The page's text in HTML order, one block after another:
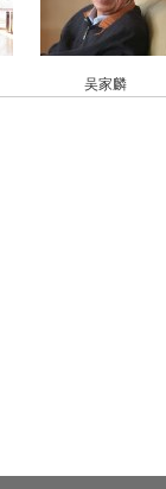
吴家麟